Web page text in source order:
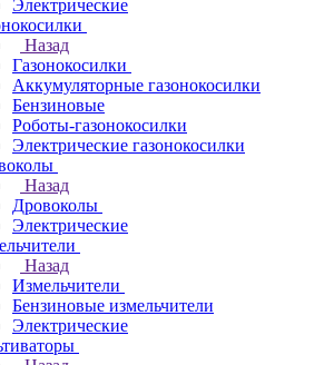
Электрические
Назад
Газонокосилки
Аккумуляторные газонокосилки
Бензиновые
Роботы-газонокосилки
Электрические газонокосилки
Назад
Дровоколы
Электрические
Назад
Измельчители
Бензиновые измельчители
Электрические